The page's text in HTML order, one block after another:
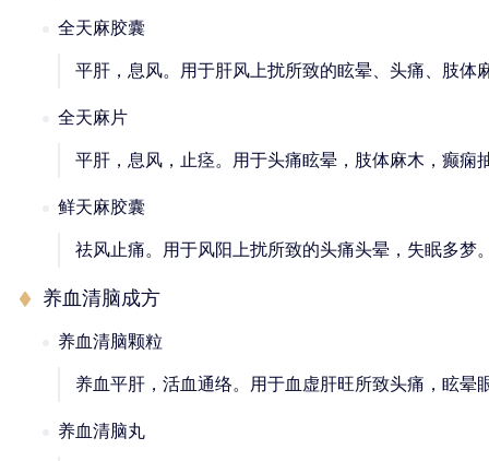
全天麻胶囊
平肝，息风。用于肝风上扰所致的眩晕、头痛、肢体
全天麻片
平肝，息风，止痉。用于头痛眩晕，肢体麻木，癫痫
鲜天麻胶囊
祛风止痛。用于风阳上扰所致的头痛头晕，失眠多梦
养血清脑成方
养血清脑颗粒
养血平肝，活血通络。用于血虚肝旺所致头痛，眩晕
养血清脑丸